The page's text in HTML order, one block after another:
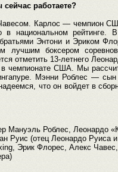
работаете?
Карлос — чемпион
в национальном
Энтони и Эриком
боксером
отметить 13-летнего
в чемпионате США. Мы
Мэнни Роблес — сын
что он войдет в
Мануэль Роблес, Леонардо
Руис (отец Леонардо Руиса
Эрик Флорес, Алекс